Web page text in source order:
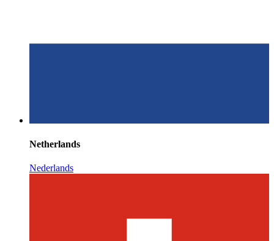
Netherlands
Nederlands